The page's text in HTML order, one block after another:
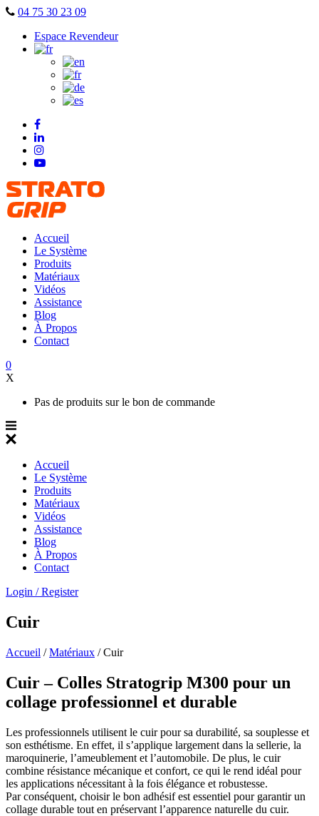
Skip
content
04 75 30 23 09
Espace Revendeur
Accueil
Le Système
Produits
Matériaux
Vidéos
Assistance
Blog
À Propos
Contact
0
X
Pas de produits sur le bon de commande
Accueil
Le Système
Produits
Matériaux
Vidéos
Assistance
Blog
À Propos
Contact
Login / Register
Cuir
Accueil /Matériaux /Cuir
Cuir – Colles Stratogrip M300 pour un
collage professionnel et durable
Les professionnels utilisent le cuir pour sa durabilité, sa souplesse et
son esthétisme. En effet, il s’applique largement dans la sellerie, la
maroquinerie, l’ameublement et l’automobile. De plus, le cuir
combine résistance mécanique et confort, ce qui le rend idéal pour
les applications nécessitant à la fois élégance et robustesse.
Par conséquent, choisir le bon adhésif est essentiel pour garantir un
collage durable tout en préservant l’apparence naturelle du cuir.